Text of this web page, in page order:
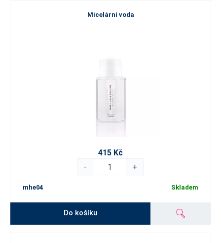
Micelární voda
415 Kč
-
+
mhe04 Skladem
Do košíku